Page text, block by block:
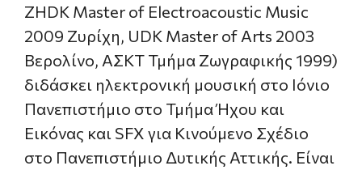
ZHDK Master of Electroacoustic Music
2009 Ζυρίχη, UDK Master of Arts 2003
Βερολίνο, ΑΣΚΤ Τμήμα Ζωγραφικής 1999)
διδάσκει ηλεκτρονική μουσική στο Ιόνιο
Πανεπιστήμιο στο Τμήμα Ήχου και
Εικόνας και SFX για Κινούμενο Σχέδιο
στο Πανεπιστήμιο Δυτικής Αττικής. Είναι